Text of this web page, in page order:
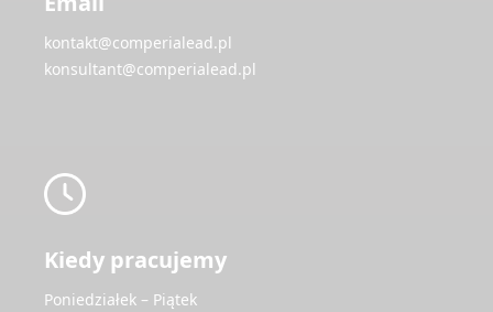
kontakt@comperialead.pl
konsultant@comperialead.pl
Kiedy pracujemy
Poniedziałek – Piątek